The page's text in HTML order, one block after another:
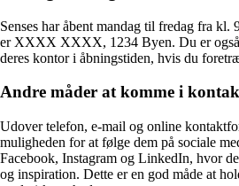
Senses har åbent mandag til fredag fra kl.
er XXXX XXXX, 1234 Byen. Du er også
deres kontor i åbningstiden, hvis du
Andre måder at komme i
Udover telefon, e-mail og online
muligheden for at følge dem på sociale
Facebook, Instagram og LinkedIn, hvor
og inspiration. Dette er en god måde at